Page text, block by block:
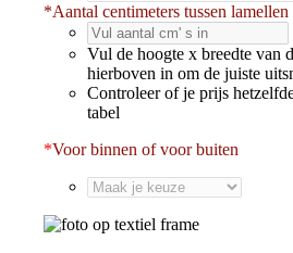
*Aantal centimeters tussen lamellen
Vul de hoogte x breedte van
hierboven in om de juiste
Controleer of je prijs
tabel
*Voor binnen of voor buiten